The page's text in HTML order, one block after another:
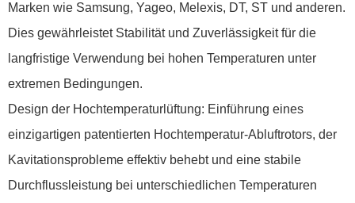
Marken wie Samsung, Yageo, Melexis, DT, ST und anderen.
Dies gewährleistet Stabilität und Zuverlässigkeit für die
langfristige Verwendung bei hohen Temperaturen unter
extremen Bedingungen.
Design der Hochtemperaturlüftung: Einführung eines
einzigartigen patentierten Hochtemperatur-Abluftrotors, der
Kavitationsprobleme effektiv behebt und eine stabile
Durchflussleistung bei unterschiedlichen Temperaturen